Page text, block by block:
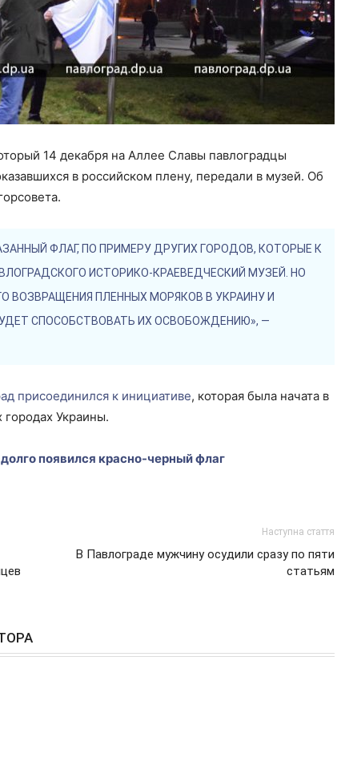
14 декабря на Аллее Славы павлоградцы
в российском плену, передали в музей. Об
ФЛАГ, ПО ПРИМЕРУ ДРУГИХ ГОРОДОВ, КОТОРЫЕ К
ИСТОРИКО-КРАЕВЕДЧЕСКИЙ МУЗЕЙ. НО
ВОЗВРАЩЕНИЯ ПЛЕННЫХ МОРЯКОВ В УКРАИНУ И
СПОСОБСТВОВАТЬ ИХ ОСВОБОЖДЕНИЮ», —
присоединился к инициативе, которая была начата в
Украины.
появился красно-черный флаг
Наступна стаття
В Павлограде мужчину осудили сразу по пяти
статьям